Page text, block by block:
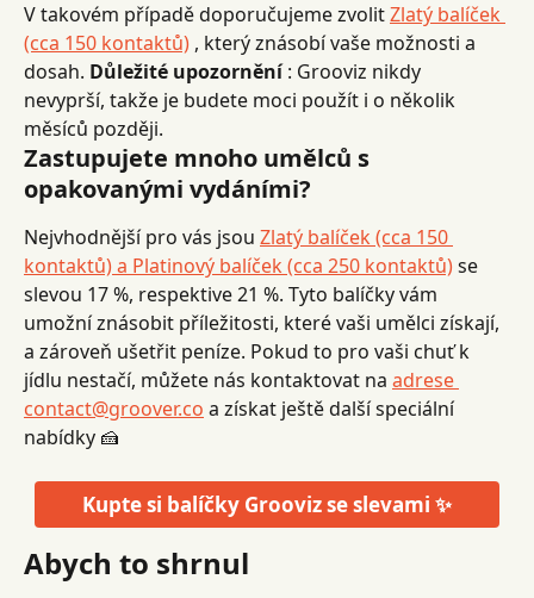
V takovém případě doporučujeme zvolit Zlatý balíček
(cca 150 kontaktů) , který znásobí vaše možnosti a
dosah. Důležité upozornění : Grooviz nikdy
nevyprší, takže je budete moci použít i o několik
měsíců později.
Zastupujete mnoho umělců s
opakovanými vydáními?
Nejvhodnější pro vás jsou Zlatý balíček (cca 150
kontaktů) a Platinový balíček (cca 250 kontaktů) se
slevou 17 %, respektive 21 %. Tyto balíčky vám
umožní znásobit příležitosti, které vaši umělci získají,
a zároveň ušetřit peníze. Pokud to pro vaši chuť k
jídlu nestačí, můžete nás kontaktovat na adrese
contact@groover.co a získat ještě další speciální
nabídky 🍰
Kupte si balíčky Grooviz se slevami ✨
Abych to shrnul